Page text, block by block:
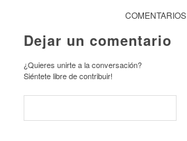
COMENTARIOS
Dejar un comentario
¿Quieres unirte a la conversación?
Siéntete libre de contribuir!